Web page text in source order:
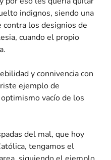
indignos, siendo una
los designios de
cuando el propio
y connivencia con
ejemplo de
vacío de los
del mal, que hoy
tengamos el